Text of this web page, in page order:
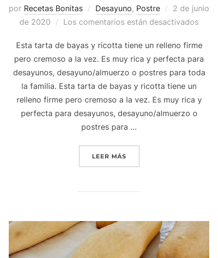
por Recetas Bonitas Desayuno, Postre
Publicado
el
2 de junio
de 2020
Los comentarios están desactivados
Esta tarta de bayas y ricotta tiene un relleno firme
pero cremoso a la vez. Es muy rica y perfecta para
desayunos, desayuno/almuerzo o postres para toda
la familia. Esta tarta de bayas y ricotta tiene un
relleno firme pero cremoso a la vez. Es muy rica y
perfecta para desayunos, desayuno/almuerzo o
postres para …
LEER MÁS«TARTA DE BAYAS Y